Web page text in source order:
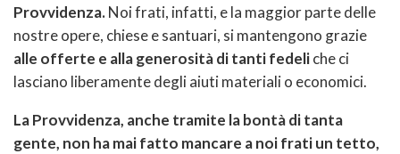
Provvidenza. Noi frati, infatti, e la maggior parte delle
nostre opere, chiese e santuari, si mantengono grazie
alle offerte e alla generosità di tanti fedeliche ci
lasciano liberamente degli aiuti materiali o economici.
La Provvidenza, anche tramite la bontà di tanta
gente, non ha mai fatto mancare a noi frati un tetto,